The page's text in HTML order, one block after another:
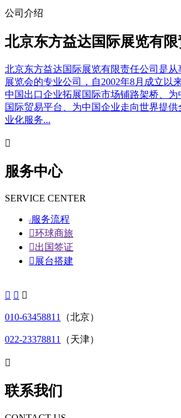
公司介绍
北京东方益达国际展览有限
北京东方益达国际展览有限责任公司是
展览会的专业公司，自2002年8月成立以
中国出口企业拓展国际市场铺路架桥、
国际贸易平台、为中国企业走向世界提
业化服务...

服务中心
SERVICE CENTER
 服务流程
环球商旅
出国签证
 展台搭建
  
010-63458811 （北京）
022-23378811 （天津）

联系我们